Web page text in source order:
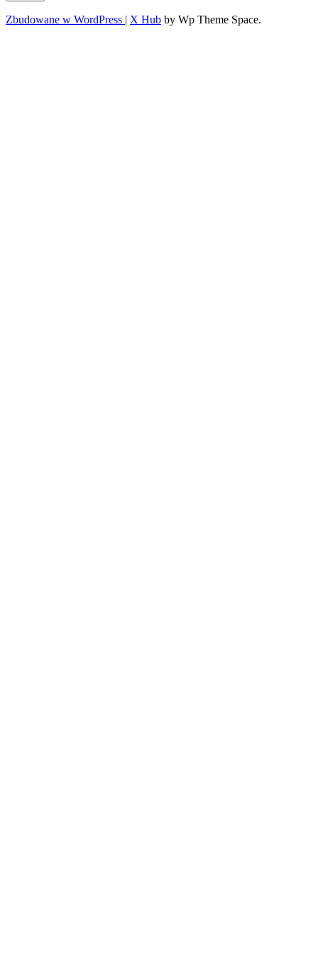
Zbudowane w WordPress | X Hub by Wp Theme Space.